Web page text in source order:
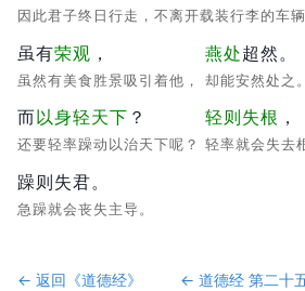
因此君子终日行走，不离开载装行李的车
虽有荣观 ，
虽然有美食胜景吸引着他，
燕处超然。
却能安然处之
而以身轻天下 ？
还要轻率躁动以治天下呢？
轻则失根 ，
轻率就会失去
躁则失君。
急躁就会丧失主导。
← 返回《道德经》 ← 道德经 第二十